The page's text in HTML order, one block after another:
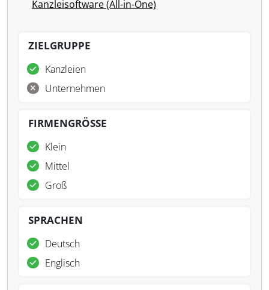
Kanzleisoftware (All-in-One)
ZIELGRUPPE
Kanzleien
Unternehmen
FIRMENGRÖSSE
Klein
Mittel
Groß
SPRACHEN
Deutsch
Englisch